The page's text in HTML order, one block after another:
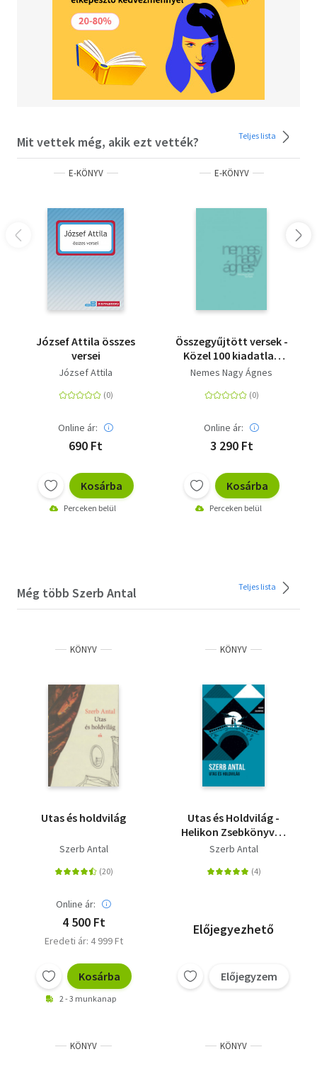
Mit vettek még, akik ezt vették? Teljes lista
E-KÖNYV
József Attila összes
versei
József Attila
Online ár:
690 Ft
Kosárba
Perceken belül
E-KÖNYV
Összegyűjtött versek -
Közel 100 kiadatlan
verssel
Nemes Nagy Ágnes
Online ár:
3 290 Ft
Kosárba
Perceken belül
Még több Szerb Antal Teljes lista
KÖNYV
Utas és holdvilág
Szerb Antal
Online ár:
4 500 Ft
Eredeti ár: 4 999 Ft
Kosárba
2 - 3 munkanap
KÖNYV
Utas és Holdvilág -
Helikon Zsebkönyvek
32.
Szerb Antal
Előjegyezhető
Előjegyzem
KÖNYV KÖNYV